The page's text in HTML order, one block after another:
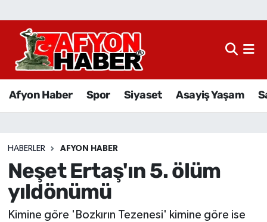
Afyon Haber Spor Siyaset Asayiş Yaşam
HABERLER AFYON HABER
Neşet Ertaş'ın 5. ölüm
yıldönümü
Kimine göre 'Bozkırın Tezenesi' kimine göre ise
Afyon Haber
Sağlık
Eğitim